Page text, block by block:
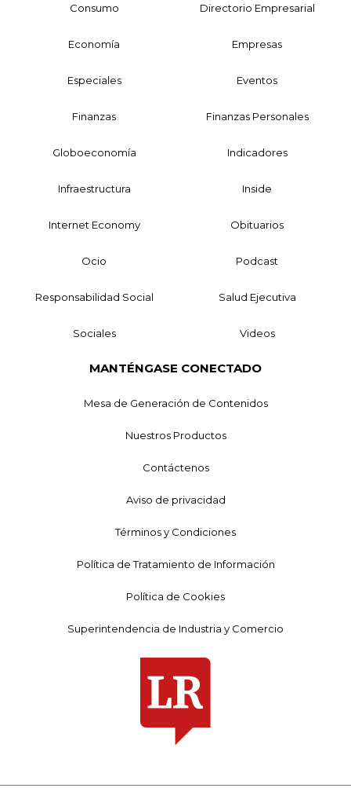
Consumo Directorio Empresarial
Economía Empresas
Especiales Eventos
Finanzas Finanzas Personales
Globoeconomía Indicadores
Infraestructura Inside
Internet Economy Obituarios
Ocio Podcast
Responsabilidad Social Salud Ejecutiva
Sociales Videos
MANTÉNGASE CONECTADO
Mesa de Generación de Contenidos
Nuestros Productos
Contáctenos
Aviso de privacidad
Términos y Condiciones
Política de Tratamiento de Información
Política de Cookies
Superintendencia de Industria y Comercio